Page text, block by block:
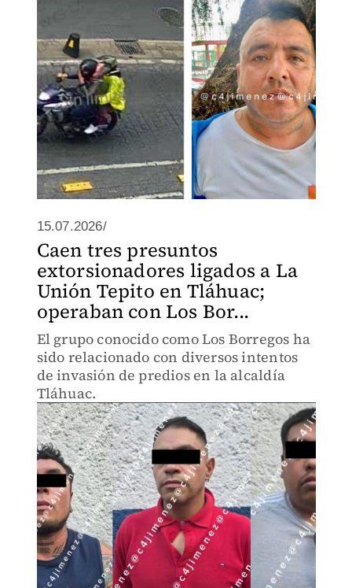
15.07.2026/
Caen tres presuntos
extorsionadores ligados a La
Unión Tepito en Tláhuac;
operaban con Los Bor...
El grupo conocido como Los Borregos ha
sido relacionado con diversos intentos
de invasión de predios en la alcaldía
Tláhuac.